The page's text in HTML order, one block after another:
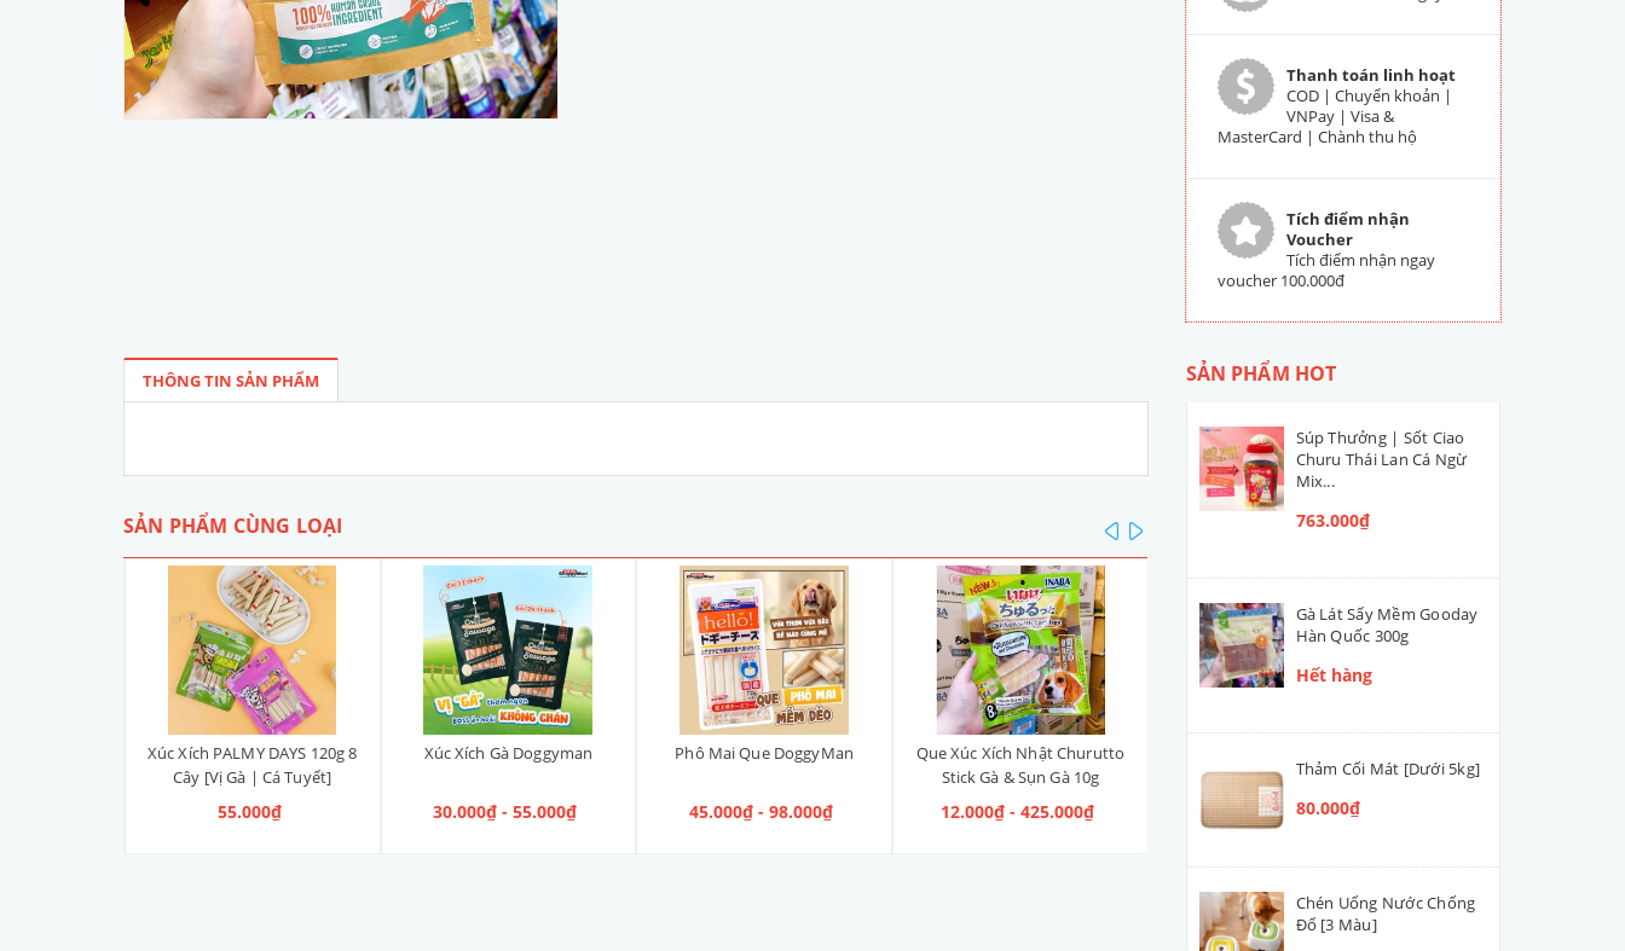
Thanh toán linh hoạt
COD | Chuyển khoản |
VNPay | Visa &
MasterCard | Chành thu hộ
Tích điểm nhận
Voucher
Tích điểm nhận ngay
voucher 100.000đ
THÔNG TIN SẢN PHẨM
SẢN PHẨM CÙNG LOẠI
Xúc Xích PALMY DAYS 120g 8
Cây [Vị Gà | Cá Tuyết]
55.000₫
Xúc Xích Gà Doggyman
30.000₫ - 55.000₫
Phô Mai Que DoggyMan
45.000₫ - 98.000₫
Que Xúc Xích Nhật Churutto
Stick Gà & Sụn Gà 10g
12.000₫ - 425.000₫
Stick Gà & Rau 10g
12.000₫ - 425.000₫
Nướng & Collagen 10g
prev
SẢN PHẨM HOT
Súp Thưởng | Sốt Ciao
Churu Thái Lan Cá Ngừ
Mix...
763.000₫
Gà Lát Sấy Mềm Gooday
Hàn Quốc 300g
Hết hàng
Thảm Cối Mát [Dưới 5kg]
80.000₫
Chén Uống Nước Chống
Đổ [3 Màu]